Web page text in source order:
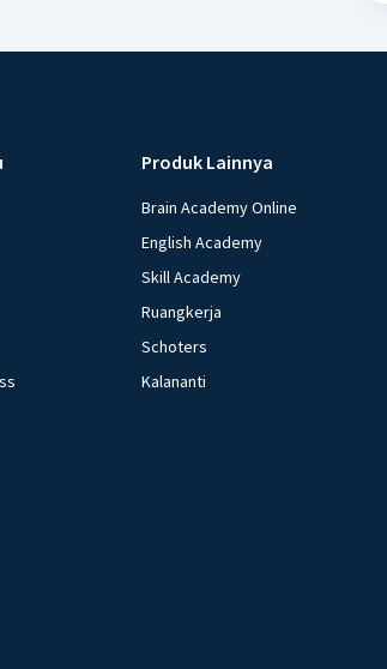
Produk Lainnya
Brain Academy Online
English Academy
Skill Academy
Ruangkerja
Schoters
Kalananti